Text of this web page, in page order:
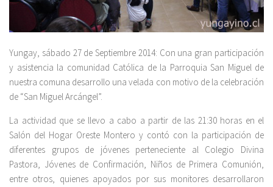
Yungay, sábado 27 de Septiembre 2014: Con una gran participación
y asistencia la comunidad Católica de la Parroquia San Miguel de
nuestra comuna desarrollo una velada con motivo de la celebración
de “San Miguel Arcángel”.
La actividad que se llevo a cabo a partir de las 21:30 horas en el
Salón del Hogar Oreste Montero y contó con la participación de
diferentes grupos de jóvenes perteneciente al Colegio Divina
Pastora, Jóvenes de Confirmación, Niños de Primera Comunión,
entre otros, quienes apoyados por sus monitores desarrollaron